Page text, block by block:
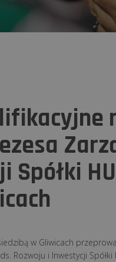
Spółki
siedzibą w Gliwicach
i Inwestycji Spółki